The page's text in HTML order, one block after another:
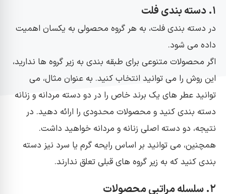
۱. دسته بندی فلت
در دسته بندی فلت، به هر گروه محصولی به یکسان اهمیت
داده می شود.
اگر محصولات متنوعی برای طبقه بندی به زیر گروه ها ندارید،
این روش را می توانید انتخاب کنید. به عنوان مثال، می
توانید عطر های یک برند خاص را در دو دسته مردانه و زنانه
دسته بندی کنید و محصولات محدودی را ارائه دهید. در
نتیجه، دو دسته اصلی زنانه و مردانه خواهید داشت.
همچنین، می توانید بر اساس رایحه گرم یا سرد نیز دسته
بندی کنید که به زیر گروه های قبلی تعلق ندارند.
۲. سلسله مراتبی محصولات